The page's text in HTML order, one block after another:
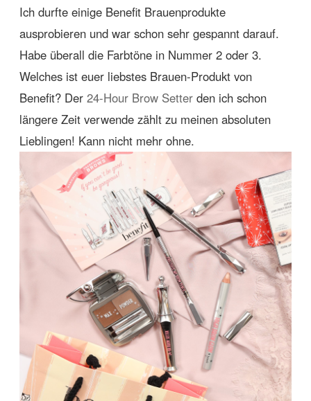
Ich durfte einige Benefit Brauenprodukte
ausprobieren und war schon sehr gespannt darauf.
Habe überall die Farbtöne in Nummer 2 oder 3.
Welches ist euer liebstes Brauen-Produkt von
Benefit? Der 24-Hour Brow Setter den ich schon
längere Zeit verwende zählt zu meinen absoluten
Lieblingen! Kann nicht mehr ohne.